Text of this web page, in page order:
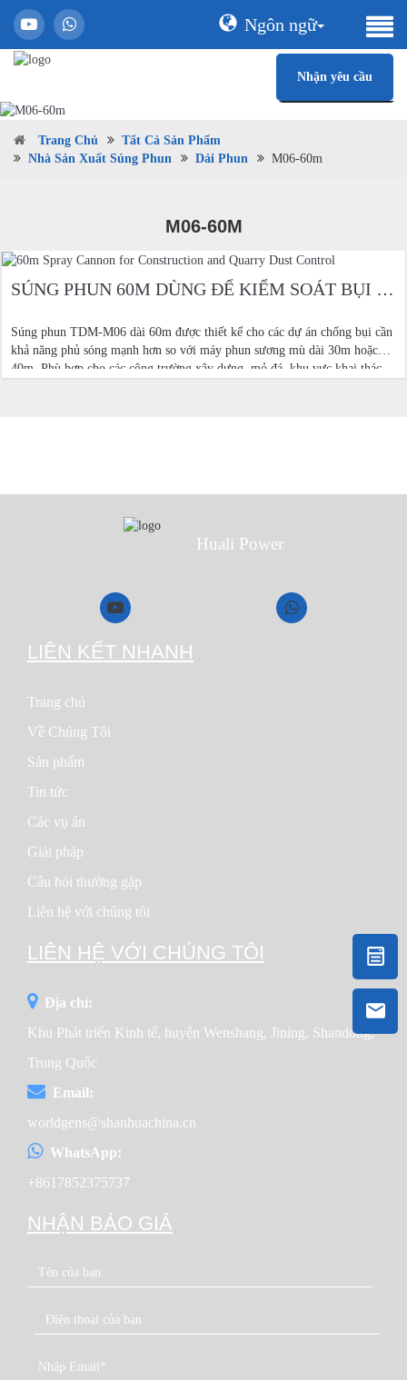
Ngôn ngữ
Nhận yêu cầu
Trang Chủ
Tất Cả Sản Phẩm
Nhà Sản Xuất Súng Phun
Dải Phun M06-60m
M06-60M
SÚNG PHUN 60M DÙNG ĐỂ KIỂM SOÁT BỤI XÂY DỰNG VÀ MỎ ĐÁ
Súng phun TDM-M06 dài 60m được thiết kế cho các dự án chống bụi cần
khả năng phủ sóng mạnh hơn so với máy phun sương mù dài 30m hoặc
40m. Phù hợp cho các công trường xây dựng, mỏ đá, khu vực khai thác
Huali Power
LIÊN KẾT NHANH
Trang chủ
Về Chúng Tôi
Sản phẩm
Tin tức
Các vụ án
Giải pháp
Câu hỏi thường gặp
Liên hệ với chúng tôi
LIÊN HỆ VỚI CHÚNG TÔI
Địa chỉ:
Khu Phát triển Kinh tế, huyện Wenshang, Jining, Shandong,
Trung Quốc
Email:
worldgens@shanhuachina.cn
WhatsApp:
+8617852375737
NHẬN BÁO GIÁ